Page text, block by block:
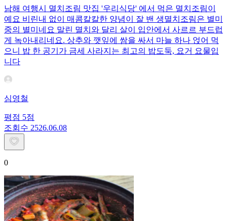
남해 여행시 멸치조림 맛집 '우리식당' 에서 먹은 멸치조림이
예요 비린내 없이 매콤칼칼한 양념이 잘 밴 생멸치조림은 별미
중의 별미네요 말린 멸치와 달리 살이 입안에서 사르르 부드럽
게 녹아내리네요. 상추와 깻잎에 쌈을 싸서 마늘 하나 얹어 먹
으니 밥 한 공기가 금세 사라지는 최고의 밥도둑, 요거 요물입
니다
심영철
평점 5점
조회수 2526.06.08
0